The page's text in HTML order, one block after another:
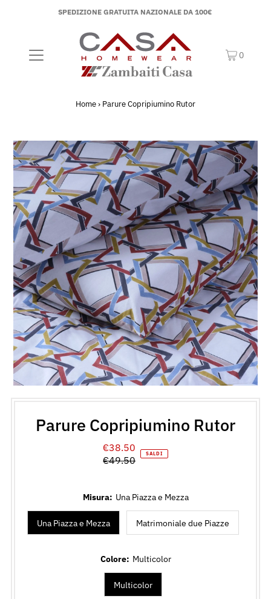
SPEDIZIONE GRATUITA NAZIONALE DA 100€
0
Home› Parure Copripiumino Rutor
Parure Copripiumino Rutor
Prezzo
di
€38.50
Prezzo
€49.50
SALDI
Misura: Una Piazza e Mezza
Una Piazza e Mezza Matrimoniale due Piazze
Colore: Multicolor
Multicolor